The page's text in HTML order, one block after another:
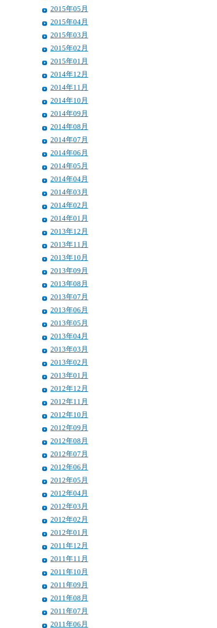
2015年05月
2015年04月
2015年03月
2015年02月
2015年01月
2014年12月
2014年11月
2014年10月
2014年09月
2014年08月
2014年07月
2014年06月
2014年05月
2014年04月
2014年03月
2014年02月
2014年01月
2013年12月
2013年11月
2013年10月
2013年09月
2013年08月
2013年07月
2013年06月
2013年05月
2013年04月
2013年03月
2013年02月
2013年01月
2012年12月
2012年11月
2012年10月
2012年09月
2012年08月
2012年07月
2012年06月
2012年05月
2012年04月
2012年03月
2012年02月
2012年01月
2011年12月
2011年11月
2011年10月
2011年09月
2011年08月
2011年07月
2011年06月